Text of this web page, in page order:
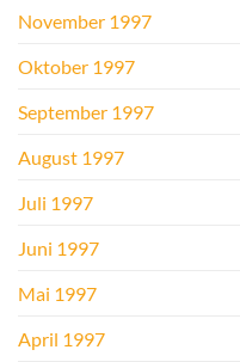
November 1997
Oktober 1997
September 1997
August 1997
Juli 1997
Juni 1997
Mai 1997
April 1997